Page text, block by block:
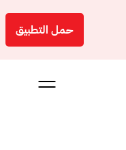
حمل التطبيق